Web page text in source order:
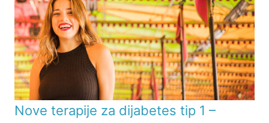
Nove terapije za dijabetes tip 1 –